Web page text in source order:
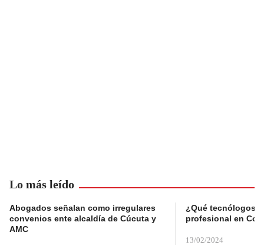
Lo más leído
Abogados señalan como irregulares
convenios ente alcaldía de Cúcuta y
AMC
¿Qué tecnólogos
profesional en
13/02/2024